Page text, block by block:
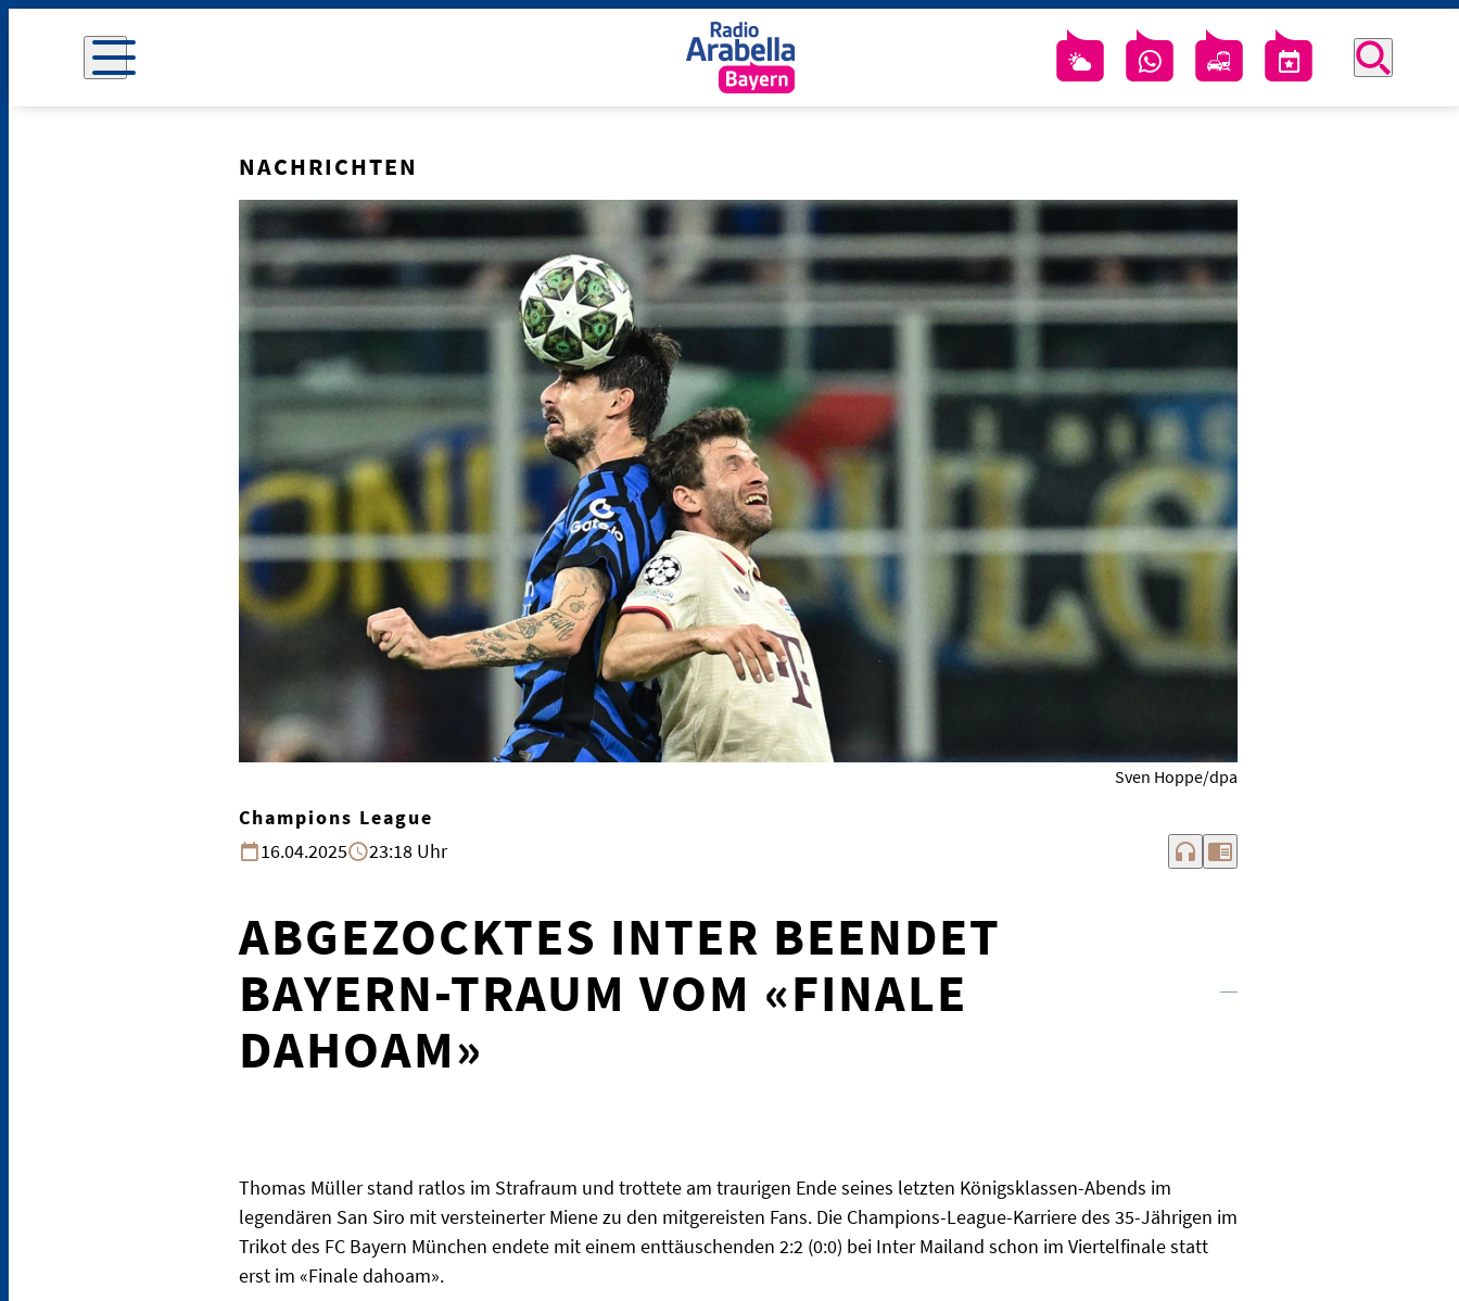
NACHRICHTEN
Sven Hoppe/dpa
Champions League
16.04.2025
23:18 Uhr headphones chrome_reader_mode
ABGEZOCKTES INTER BEENDET
BAYERN-TRAUM VOM «FINALE
DAHOAM»
Thomas Müller stand ratlos im Strafraum und trottete am traurigen Ende seines letzten Königsklassen-Abends im
legendären San Siro mit versteinerter Miene zu den mitgereisten Fans. Die Champions-League-Karriere des 35-Jährigen im
Trikot des FC Bayern München endete mit einem enttäuschenden 2:2 (0:0) bei Inter Mailand schon im Viertelfinale statt
erst im «Finale dahoam».